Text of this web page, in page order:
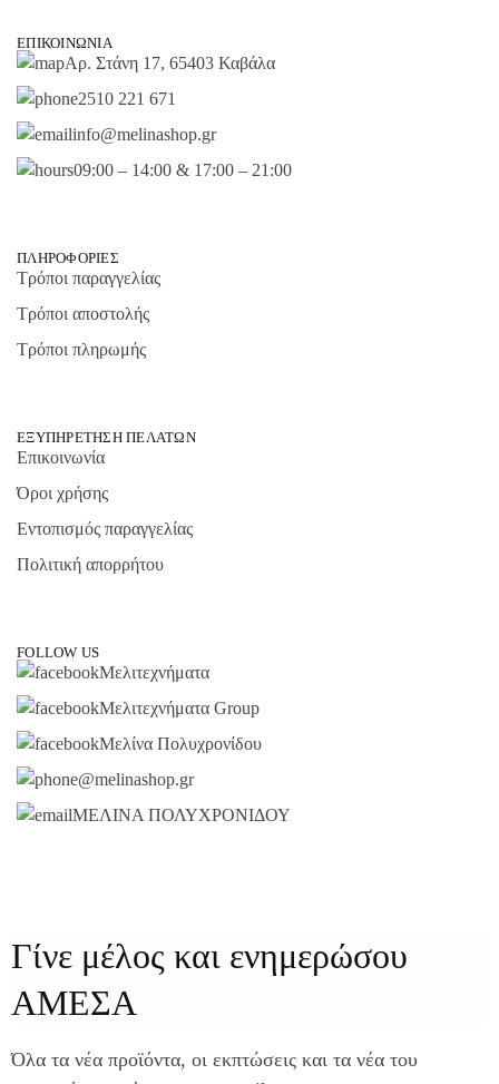
ΕΠΙΚΟΙΝΩΝΊΑ
Αρ. Στάνη 17, 65403 Καβάλα
2510 221 671
info@melinashop.gr
09:00 – 14:00 & 17:00 – 21:00
ΠΛΗΡΟΦΟΡΊΕΣ
Τρόποι παραγγελίας
Τρόποι αποστολής
Τρόποι πληρωμής
ΕΞΥΠΗΡΈΤΗΣΗ ΠΕΛΑΤΏΝ
Επικοινωνία
Όροι χρήσης
Εντοπισμός παραγγελίας
Πολιτική απορρήτου
FOLLOW US
Μελιτεχνήματα
Μελιτεχνήματα Group
Μελίνα Πολυχρονίδου
@melinashop.gr
ΜΕΛΙΝΑ ΠΟΛΥΧΡΟΝΙΔΟΥ
Γίνε μέλος και ενημερώσου
ΑΜΕΣΑ
Όλα τα νέα προϊόντα, οι εκπτώσεις και τα νέα του